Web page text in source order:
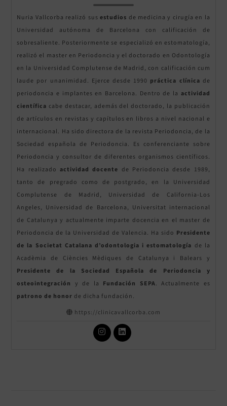
Nuria Vallcorba realizó susestudios de medicina y cirugía en la
Universidad autónoma de Barcelona con calificación de
sobresaliente. Posteriormente se especializó en estomatología,
realizó el master en Periodoncia y el doctorado en Odontología
en la Universidad Complutense de Madrid, con calificación cum
laude por unanimidad. Ejerce desde 1990 práctica clínica de
periodoncia e implantes en Barcelona. Dentro de la actividad
científica cabe destacar, además del doctorado, la publicación
de artículos en revistas y capítulos en libros a nivel nacional e
internacional. Ha sido directora de la revista Periodoncia, de la
Sociedad española de Periodoncia. Es conferenciante sobre
Periodoncia y consultor de diferentes organismos científicos.
Ha realizado actividad docente de Periodoncia desde 1989,
tanto de pregrado como de postgrado, en la Universidad
Complutense de Madrid, Universidad de California-Los
Angeles, Universidad de Barcelona, Universitat internacional
de Catalunya y actualmente imparte docencia en el master de
Periodoncia de la Universidad de Valencia. Ha sido Presidente
de la Societat Catalana d’odontologia i estomatología de la
Acadèmia de Ciències Mèdiques de Catalunya i Balears y
Presidente de la Sociedad Española de Periodoncia y
osteointegración y de la Fundación SEPA. Actualmente es
patrono de honor de dicha fundación.
https://clinicavallcorba.com